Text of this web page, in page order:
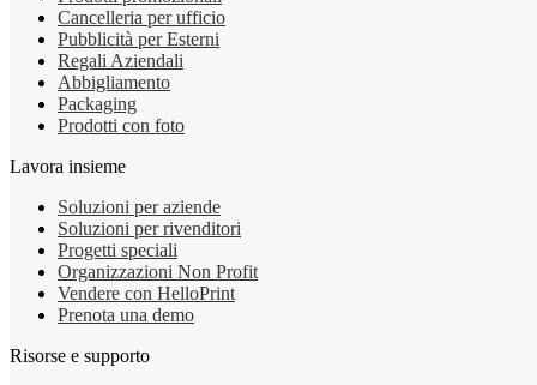
Cancelleria per ufficio
Pubblicità per Esterni
Regali Aziendali
Abbigliamento
Packaging
Prodotti con foto
Lavora insieme
Soluzioni per aziende
Soluzioni per rivenditori
Progetti speciali
Organizzazioni Non Profit
Vendere con HelloPrint
Prenota una demo
Risorse e supporto